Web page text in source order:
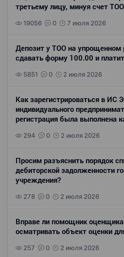
третьему лицу, минуя счет
19056 0 7 июля 2026
Депозит у ТОО на
сдавать форму 100.00 и
5851 0 2 июля 2026
Как зарегистрироваться в ИС
индивидуального
регистрация была выполнена
294 0 2 июля 2026
Просим разъяснить порядок
дебиторской задолженности
учреждения?
278 0 2 июля 2026
Вправе ли помощник
осматривать объект оценки
257 0 2 июля 2026